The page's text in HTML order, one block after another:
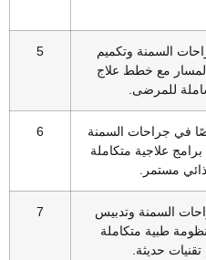
السمنة وتكميم
مع خطط علاج
للمرضى.
5
في جراحات السمنة
علاجية متكاملة
مستمر.
6
السمنة وتدبيس
طبية متكاملة
حديثة.
7